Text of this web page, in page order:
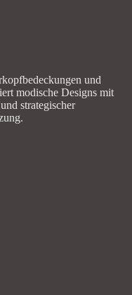
und
modische Designs mit
strategischer